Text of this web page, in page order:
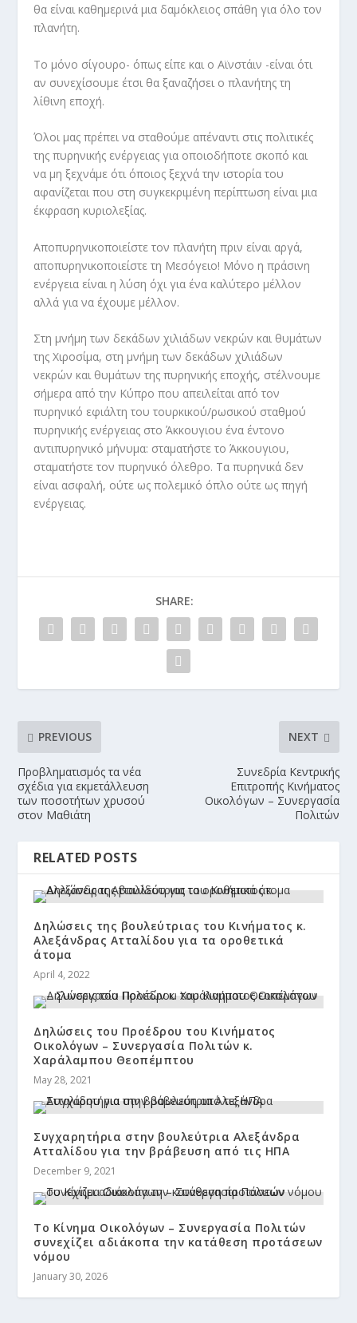
θα είναι καθημερινά μια δαμόκλειος σπάθη για όλο τον
πλανήτη.
Το μόνο σίγουρο- όπως είπε και ο Αϊνστάιν -είναι ότι
αν συνεχίσουμε έτσι θα ξαναζήσει ο πλανήτης τη
λίθινη εποχή.
Όλοι μας πρέπει να σταθούμε απέναντι στις πολιτικές
της πυρηνικής ενέργειας για οποιοδήποτε σκοπό και
να μη ξεχνάμε ότι όποιος ξεχνά την ιστορία του
αφανίζεται που στη συγκεκριμένη περίπτωση είναι μια
έκφραση κυριολεξίας.
Αποπυρηνικοποιείστε τον πλανήτη πριν είναι αργά,
αποπυρηνικοποιείστε τη Μεσόγειο! Μόνο η πράσινη
ενέργεια είναι η λύση όχι για ένα καλύτερο μέλλον
αλλά για να έχουμε μέλλον.
Στη μνήμη των δεκάδων χιλιάδων νεκρών και θυμάτων
της Χιροσίμα, στη μνήμη των δεκάδων χιλιάδων
νεκρών και θυμάτων της πυρηνικής εποχής, στέλνουμε
σήμερα από την Κύπρο που απειλείται από τον
πυρηνικό εφιάλτη του τουρκικού/ρωσικού σταθμού
πυρηνικής ενέργειας στο Άκκουγιου ένα έντονο
αντιπυρηνικό μήνυμα: σταματήστε το Άκκουγιου,
σταματήστε τον πυρηνικό όλεθρο. Τα πυρηνικά δεν
είναι ασφαλή, ούτε ως πολεμικό όπλο ούτε ως πηγή
ενέργειας.
SHARE:
PREVIOUS
Προβληματισμός τα νέα
σχέδια για εκμετάλλευση
των ποσοτήτων χρυσού
στον Μαθιάτη
NEXT
Συνεδρία Κεντρικής
Επιτροπής Κινήματος
Οικολόγων – Συνεργασία
Πολιτών
RELATED POSTS
Δηλώσεις της βουλεύτριας του Κινήματος κ.
Αλεξάνδρας Ατταλίδου για τα οροθετικά
άτομα
April 4, 2022
Δηλώσεις του Προέδρου του Κινήματος
Οικολόγων – Συνεργασία Πολιτών κ.
Χαράλαμπου Θεοπέμπτου
May 28, 2021
Συγχαρητήρια στην βουλεύτρια Αλεξάνδρα
Ατταλίδου για την βράβευση από τις ΗΠΑ
December 9, 2021
Το Κίνημα Οικολόγων – Συνεργασία Πολιτών
συνεχίζει αδιάκοπα την κατάθεση προτάσεων
νόμου
January 30, 2026